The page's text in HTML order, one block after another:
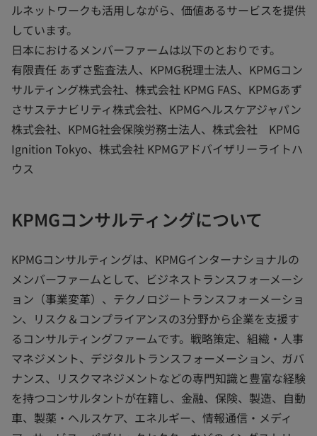
ルネットワークも活用しながら、価値あるサービスを提供
しています。
日本におけるメンバーファームは以下のとおりです。
有限責任 あずさ監査法人、KPMG税理士法人、KPMGコン
サルティング株式会社、株式会社 KPMG FAS、KPMGあず
さサステナビリティ株式会社、KPMGヘルスケアジャパン
株式会社、KPMG社会保険労務士法人、株式会社 KPMG
Ignition Tokyo、株式会社 KPMGアドバイザリーライトハ
ウス
KPMGコンサルティングについて
KPMGコンサルティングは、KPMGインターナショナルの
メンバーファームとして、ビジネストランスフォーメーシ
ョン（事業変革）、テクノロジートランスフォーメーショ
ン、リスク＆コンプライアンスの3分野から企業を支援す
るコンサルティングファームです。戦略策定、組織・人事
マネジメント、デジタルトランスフォーメーション、ガバ
ナンス、リスクマネジメントなどの専門知識と豊富な経験
を持つコンサルタントが在籍し、金融、保険、製造、自動
車、製薬・ヘルスケア、エネルギー、情報通信・メディ